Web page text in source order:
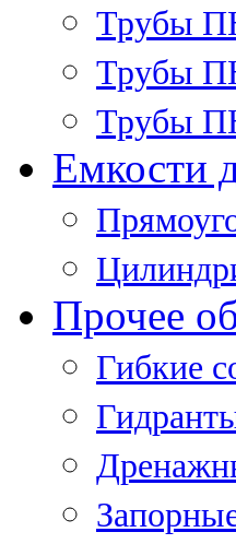
Трубы
Трубы
Трубы
Емкости
Прочее
Гибкие